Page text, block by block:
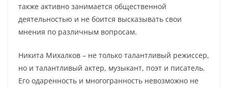
также активно занимается общественной
деятельностью и не боится высказывать свои
мнения по различным вопросам.
Никита Михалков – не только талантливый режиссер,
но и талантливый актер, музыкант, поэт и писатель.
Его одаренность и многогранность невозможно не